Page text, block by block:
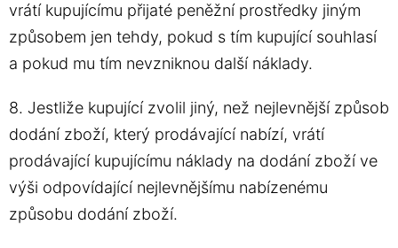
vrátí kupujícímu přijaté peněžní prostředky jiným
způsobem jen tehdy, pokud s tím kupující souhlasí
a pokud mu tím nevzniknou další náklady.
8. Jestliže kupující zvolil jiný, než nejlevnější způsob
dodání zboží, který prodávající nabízí, vrátí
prodávající kupujícímu náklady na dodání zboží ve
výši odpovídající nejlevnějšímu nabízenému
způsobu dodání zboží.